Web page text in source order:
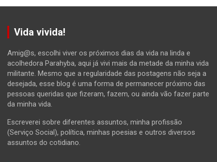
Vida vivida!
Amig@s, escolhi viver os próximos dias da vida na linda e
acolhedora Parahyba, aqui já vivi mais da metade da minha vida
militante. Mesmo que a regularidade das postagens não seja a
desejada, esse blog é uma forma de permanecer próximo das
pessoas queridas que fizeram, fazem, ou ainda vão fazer parte
da minha vida.
Escreverei sobre diferentes assuntos, minha profissão
(Serviço Social), política, minhas poesias e outros diversos
assuntos do cotidiano.